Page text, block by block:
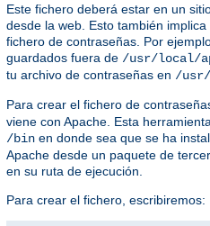
Este fichero deberá estar en un
desde la web. Esto también
fichero de contraseñas. Por
guardados fuera de /usr/local/
tu archivo de contraseñas en /usr/
Para crear el fichero de
viene con Apache. Esta
/bin en donde sea que se ha
Apache desde un paquete de
en su ruta de ejecución.
Para crear el fichero, escribiremos: